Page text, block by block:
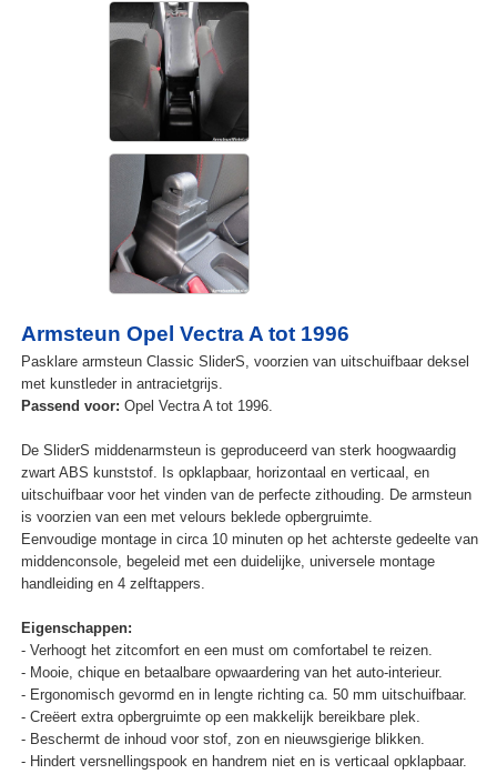
Armsteun Opel Vectra A tot 1996
Pasklare armsteun Classic SliderS, voorzien van uitschuifbaar deksel
met kunstleder in antracietgrijs.
Passend voor: Opel Vectra A tot 1996.
De SliderS middenarmsteun is geproduceerd van sterk hoogwaardig
zwart ABS kunststof. Is opklapbaar, horizontaal en verticaal, en
uitschuifbaar voor het vinden van de perfecte zithouding. De armsteun
is voorzien van een met velours beklede opbergruimte.
Eenvoudige montage in circa 10 minuten op het achterste gedeelte van
middenconsole, begeleid met een duidelijke, universele montage
handleiding en 4 zelftappers.
Eigenschappen:
- Verhoogt het zitcomfort en een must om comfortabel te reizen.
- Mooie, chique en betaalbare opwaardering van het auto-interieur.
- Ergonomisch gevormd en in lengte richting ca. 50 mm uitschuifbaar.
- Creëert extra opbergruimte op een makkelijk bereikbare plek.
- Beschermt de inhoud voor stof, zon en nieuwsgierige blikken.
- Hindert versnellingspook en handrem niet en is verticaal opklapbaar.